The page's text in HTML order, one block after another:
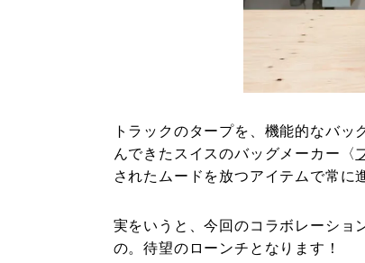
トラックのタープを、機能的なバ
んできたスイスのバッグメーカー〈
されたムードを放つアイテムで常に
実をいうと、今回のコラボレーショ
の。待望のローンチとなります！